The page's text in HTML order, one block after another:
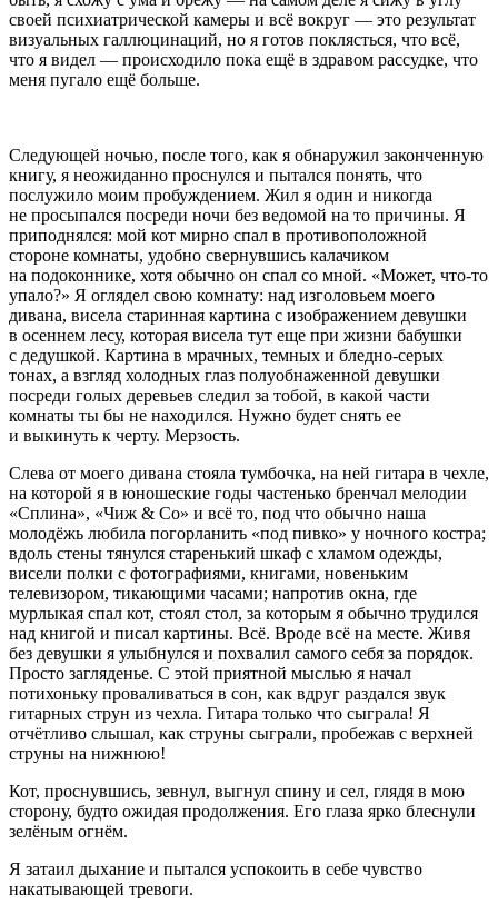
своей психиатрической камеры и всё вокруг — это результат
визуальных галлюцинаций, но я готов поклясться, что всё,
что я видел — происходило пока ещё в здравом рассудке, что
меня пугало ещё больше.
Следующей ночью, после того, как я обнаружил законченную
книгу, я неожиданно проснулся и пытался понять, что
послужило моим пробуждением. Жил я один и никогда
не просыпался посреди ночи без ведомой на то причины. Я
приподнялся: мой кот мирно спал в противоположной
стороне комнаты, удобно свернувшись калачиком
на подоконнике, хотя обычно он спал со мной. «Может, что-то
упало?» Я оглядел свою комнату: над изголовьем моего
дивана, висела старинная картина с изображением девушки
в осеннем лесу, которая висела тут еще при жизни бабушки
с дедушкой. Картина в мрачных, темных и бледно-серых
тонах, а взгляд холодных глаз полуобнаженной девушки
посреди голых деревьев следил за тобой, в какой части
комнаты ты бы не находился. Нужно будет снять ее
и выкинуть к черту. Мерзость.
Слева от моего дивана стояла тумбочка, на ней гитара в чехле,
на которой я в юношеские годы частенько бренчал мелодии
«Сплина», «Чиж & Со» и всё то, под что обычно наша
молодёжь любила погорланить «под пивко» у ночного костра;
вдоль стены тянулся старенький шкаф с хламом одежды,
висели полки с фотографиями, книгами, новеньким
телевизором, тикающими часами; напротив окна, где
мурлыкая спал кот, стоял стол, за которым я обычно трудился
над книгой и писал картины. Всё. Вроде всё на месте. Живя
без девушки я улыбнулся и похвалил самого себя за порядок.
Просто загляденье. С этой приятной мыслью я начал
потихоньку проваливаться в сон, как вдруг раздался звук
гитарных струн из чехла. Гитара только что сыграла! Я
отчётливо слышал, как струны сыграли, пробежав с верхней
струны на нижнюю!
Кот, проснувшись, зевнул, выгнул спину и сел, глядя в мою
сторону, будто ожидая продолжения. Его глаза ярко блеснули
зелёным огнём.
Я затаил дыхание и пытался успокоить в себе чувство
накатывающей тревоги.